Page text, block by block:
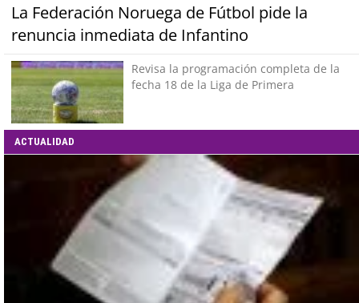
La Federación Noruega de Fútbol pide la
renuncia inmediata de Infantino
Revisa la programación completa de la
fecha 18 de la Liga de Primera
ACTUALIDAD